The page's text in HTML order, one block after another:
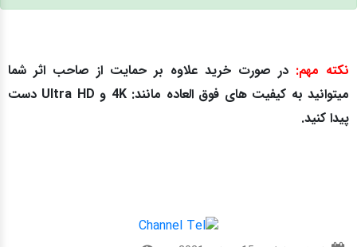
نکته مهم: در صورت خرید علاوه بر حمایت از صاحب اثر شما
میتوانید به کیفیت های فوق العاده مانند: 4K و Ultra HD دست
پیدا کنید.